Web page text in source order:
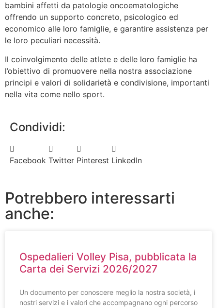
bambini affetti da patologie oncoematologiche
offrendo un supporto concreto, psicologico ed
economico alle loro famiglie, e garantire assistenza per
le loro peculiari necessità.
Il coinvolgimento delle atlete e delle loro famiglie ha
l’obiettivo di promuovere nella nostra associazione
principi e valori di solidarietà e condivisione, importanti
nella vita come nello sport.
Condividi:
Facebook Twitter Pinterest LinkedIn
Potrebbero interessarti
anche:
Ospedalieri Volley Pisa, pubblicata la
Carta dei Servizi 2026/2027
Un documento per conoscere meglio la nostra società, i
nostri servizi e i valori che accompagnano ogni percorso